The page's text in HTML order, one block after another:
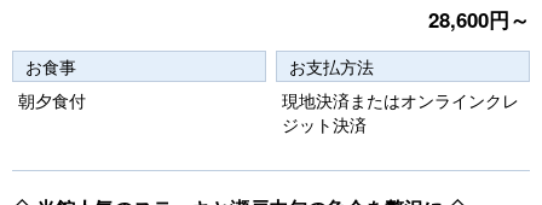
o
u
xt
28,600円～
お食事
朝夕食付
お支払方法
現地決済またはオンラインクレ
ジット決済